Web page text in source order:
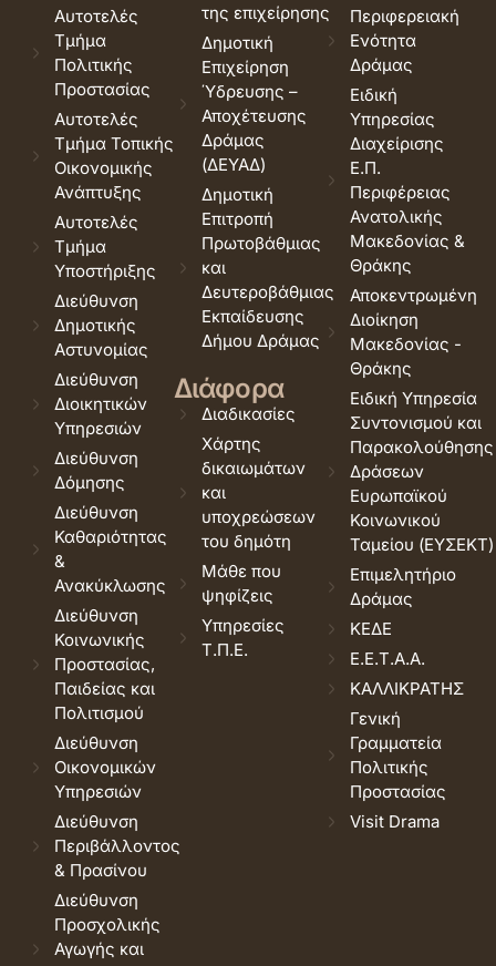
Αυτοτελές
Τμήμα
Πολιτικής
Προστασίας
Αυτοτελές
Τμήμα Τοπικής
Οικονομικής
Ανάπτυξης
Αυτοτελές
Τμήμα
Υποστήριξης
Διεύθυνση
Δημοτικής
Αστυνομίας
Διεύθυνση
Διοικητικών
Υπηρεσιών
Διεύθυνση
Δόμησης
Διεύθυνση
Καθαριότητας
&
Ανακύκλωσης
Διεύθυνση
Κοινωνικής
Προστασίας,
Παιδείας και
Πολιτισμού
Διεύθυνση
Οικονομικών
Υπηρεσιών
Διεύθυνση
Περιβάλλοντος
& Πρασίνου
Διεύθυνση
Προσχολικής
Αγωγής και
της επιχείρησης
Δημοτική
Επιχείρηση
Ύδρευσης –
Αποχέτευσης
Δράμας
(ΔΕΥΑΔ)
Δημοτική
Επιτροπή
Πρωτοβάθμιας
και
Δευτεροβάθμιας
Εκπαίδευσης
Δήμου Δράμας
Διάφορα
Διαδικασίες
Χάρτης
δικαιωμάτων
και
υποχρεώσεων
του δημότη
Μάθε που
ψηφίζεις
Υπηρεσίες
Τ.Π.Ε.
Περιφερειακή
Ενότητα
Δράμας
Ειδική
Υπηρεσίας
Διαχείρισης
Ε.Π.
Περιφέρειας
Ανατολικής
Μακεδονίας &
Θράκης
Αποκεντρωμένη
Διοίκηση
Μακεδονίας -
Θράκης
Ειδική Υπηρεσία
Συντονισμού και
Παρακολούθησης
Δράσεων
Ευρωπαϊκού
Κοινωνικού
Ταμείου (ΕΥΣΕΚΤ)
Επιμελητήριο
Δράμας
ΚΕΔΕ
Ε.Ε.Τ.Α.Α.
ΚΑΛΛΙΚΡΑΤΗΣ
Γενική
Γραμματεία
Πολιτικής
Προστασίας
Visit Drama